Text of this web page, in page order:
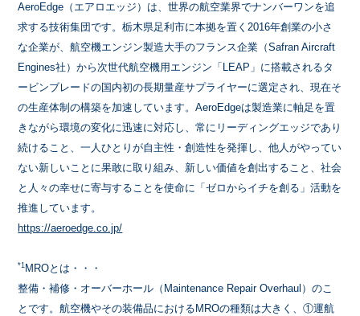
AeroEdge（エアロエッジ）は、世界の航空業界でナンバーワンを追
求する技術集団です。栃木県足利市に本拠を置く2016年創業の小さ
な企業が、航空機エンジン製造大手のフランス企業（Safran Aircraft
Engines社）から次世代航空機用エンジン「LEAP」に搭載されるタ
ービンブレードの国内初の長期量産サプライヤーに選定され、現在そ
の生産体制の構築を加速しています。AeroEdgeは製造業に軸足を置
きながら環境の変化に迅速に対応し、常にリーディングエッジであり
続けること、一人ひとりが自主性・創造性を発揮し、他人がやってい
ない新しいことに果敢に取り組み、新しい価値を創出すること、社会
と人々の幸せに寄与することを使命に「ゼロからイチを創る」活動を
推進しています。
https://aeroedge.co.jp/
*1 MROとは・・・
整備・補修・オーバーホール（Maintenance Repair Overhaul）のこ
とです。航空機やその装備品におけるMROの種類は大きく、①運航